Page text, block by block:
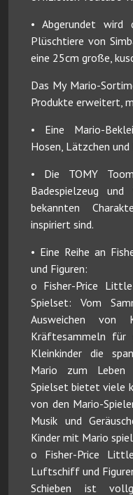
• Abgerundet wird
Plüschtiere von
eine 25cm große,
Das My Mario-
Produkte erweitert,
• Eine Mario-
Hosen, Lätzchen
• Die TOMY
Badespielzeug
bekannten
inspiriert sind.
• Eine Reihe an
und Figuren:
o Fisher-Price
Spielset: Vom
Ausweichen von
Kräftesammeln für
Kleinkinder die
Mario zum Leben
Spielset bietet viele
von den Mario-
Musik und
Kinder mit Mario
o Fisher-Price
Luftschiff und
Schieben ist